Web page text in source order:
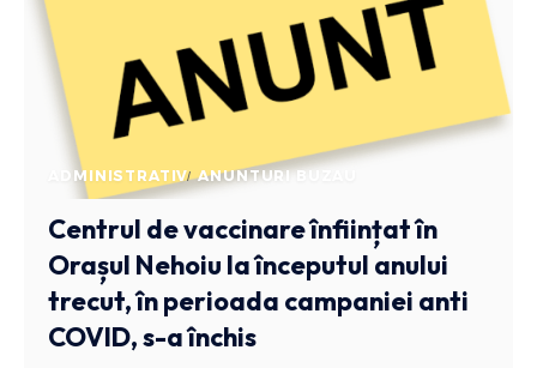
ADMINISTRATIV ANUNTURI BUZAU
Centrul de vaccinare înființat în
Orașul Nehoiu la începutul anului
trecut, în perioada campaniei anti
COVID, s-a închis